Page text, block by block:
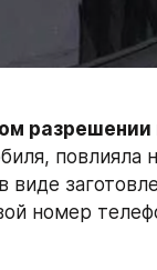
повлияла
виде
номер